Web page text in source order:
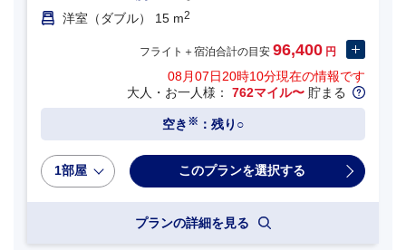
洋室（ダブル） 15 m2
フライト＋宿泊合計の目安 96,400 円
08月07日20時10分現在の情報です
大人・お一人様： 762マイル〜 貯まる
空き ※ ：残り○
1部屋
プランの詳細を見る